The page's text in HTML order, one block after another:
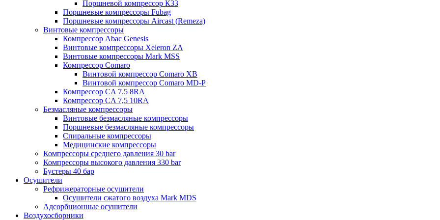
Поршневой компрессор К33
Поршневые компрессоры Fubag
Поршневые компрессоры Aircast (Remeza)
Винтовые компрессоры
Компрессор Abac Genesis
Винтовые компрессоры Xeleron ZA
Винтовые компрессоры Mark MSS
Компрессор Comaro
Винтовой компрессор Comaro XB
Винтовой компрессор Comaro MD-P
Компрессор CA 7.5 8RA
Компрессор CA 7,5 10RA
Безмасляные компрессоры
Винтовые безмасляные компрессоры
Поршневые безмасляные компрессоры
Спиральные компрессоры
Медицинские компрессоры
Компрессоры среднего давления 30 bar
Компрессоры высокого давления 330 bar
Бустеры 40 бар
Осушители
Рефрижераторные осушители
Осушители сжатого воздуха Mark MDS
Адсорбционные осушители
Воздухосборники